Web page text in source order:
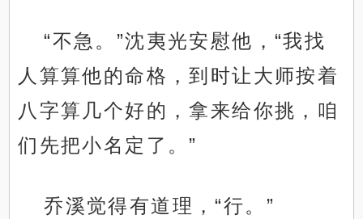
“不急。”沈夷光安慰他，“我找
人算算他的命格，到时让大师按着
八字算几个好的，拿来给你挑，咱
们先把小名定了。”
乔溪觉得有道理，“行。”